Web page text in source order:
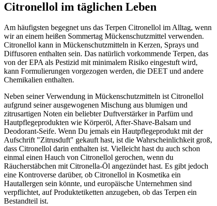
Citronellol im täglichen Leben
Am häufigsten begegnet uns das Terpen Citronellol im Alltag, wenn
wir an einem heißen Sommertag Mückenschutzmittel verwenden.
Citronellol kann in Mückenschutzmitteln in Kerzen, Sprays und
Diffusoren enthalten sein. Das natürlich vorkommende Terpen, das
von der EPA als Pestizid mit minimalem Risiko eingestuft wird,
kann Formulierungen vorgezogen werden, die DEET und andere
Chemikalien enthalten.
Neben seiner Verwendung in Mückenschutzmitteln ist Citronellol
aufgrund seiner ausgewogenen Mischung aus blumigen und
zitrusartigen Noten ein beliebter Duftverstärker in Parfüm und
Hautpflegeprodukten wie Körperöl, After-Shave-Balsam und
Deodorant-Seife. Wenn Du jemals ein Hautpflegeprodukt mit der
Aufschrift "Zitrusduft" gekauft hast, ist die Wahrscheinlichkeit groß,
dass Citronellol darin enthalten ist. Vielleicht hast du auch schon
einmal einen Hauch von Citronellol gerochen, wenn du
Räucherstäbchen mit Citronella-Öl angezündet hast. Es gibt jedoch
eine Kontroverse darüber, ob Citronellol in Kosmetika ein
Hautallergen sein könnte, und europäische Unternehmen sind
verpflichtet, auf Produktetiketten anzugeben, ob das Terpen ein
Bestandteil ist.